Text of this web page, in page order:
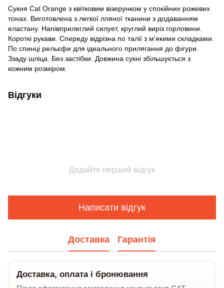
Сукня Cat Orange з квітковим візерунком у спокійних рожевих
тонах. Виготовлена з легкої лляної тканини з додаванням
еластану. Напівприлеглий силует, круглий виріз горловини.
Короткі рукави. Спереду відрізна по талії з м'якими складками.
По спинці рельєфи для ідеального прилягання до фігури.
Ззаду шліца. Без застібки. Довжина сукні збільшується з
кожним розміром.
Відгуки
Додайте перший відгук
Написати відгук
Доставка Гарантія
Доставка, оплата і бронювання